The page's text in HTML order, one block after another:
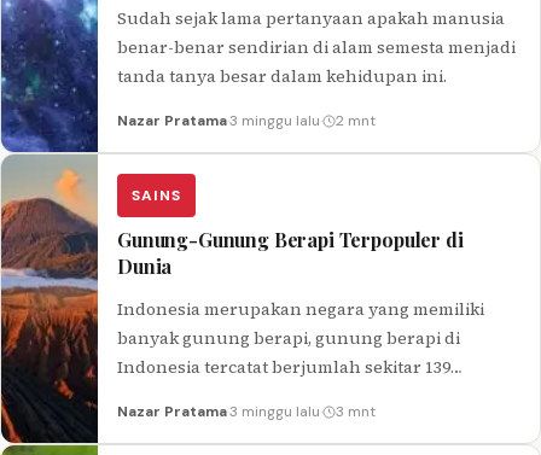
Sudah sejak lama pertanyaan apakah manusia
benar-benar sendirian di alam semesta menjadi
tanda tanya besar dalam kehidupan ini.
Nazar Pratama·3 minggu lalu· 2 mnt
SAINS
Gunung-Gunung Berapi Terpopuler di
Dunia
Indonesia merupakan negara yang memiliki
banyak gunung berapi, gunung berapi di
Indonesia tercatat berjumlah sekitar 139
Nazar Pratama·3 minggu lalu· 3 mnt